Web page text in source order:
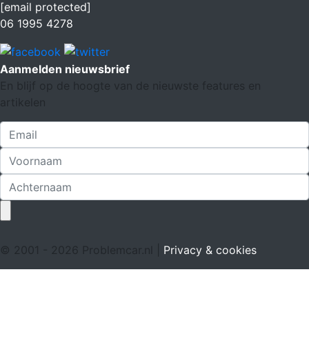
[email protected]
06 1995 4278
Aanmelden nieuwsbrief
En blijf op de hoogte van de nieuwste features en
artikelen
© 2001 - 2026 Problemcar.nl | Privacy & cookies